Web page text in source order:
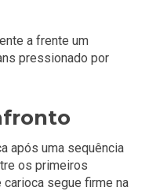
a frente um
pressionado por
após uma sequência
os primeiros
segue firme na